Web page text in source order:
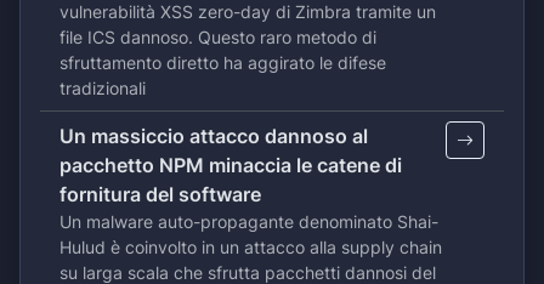
vulnerabilità XSS zero-day di Zimbra tramite un
file ICS dannoso. Questo raro metodo di
sfruttamento diretto ha aggirato le difese
tradizionali
Un massiccio attacco dannoso al
pacchetto NPM minaccia le catene di
fornitura del software
Un malware auto-propagante denominato Shai-
Hulud è coinvolto in un attacco alla supply chain
su larga scala che sfrutta pacchetti dannosi del